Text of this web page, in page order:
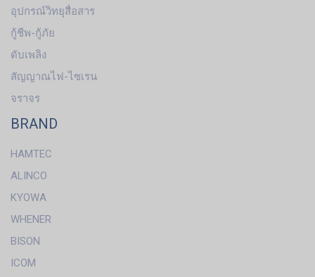
อุปกรณ์วิทยุสื่อสาร
กู้ชีพ-กู้ภัย
ดับเพลิง
สัญญาณไฟ-ไซเรน
จราจร
BRAND
HAMTEC
ALINCO
KYOWA
WHENER
BISON
ICOM